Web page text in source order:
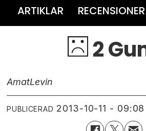
ARTIKLAR RECENSIONER
2
AmatLevin
PUBLICERAD 2013-10-11 - 09:08